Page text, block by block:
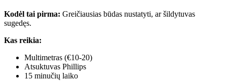
Kodėl tai pirma: Greičiausias būdas nustatyti, ar šildytuvas
sugedęs.
Kas reikia:
Multimetras (€10-20)
Atsuktuvas Phillips
15 minučių laiko